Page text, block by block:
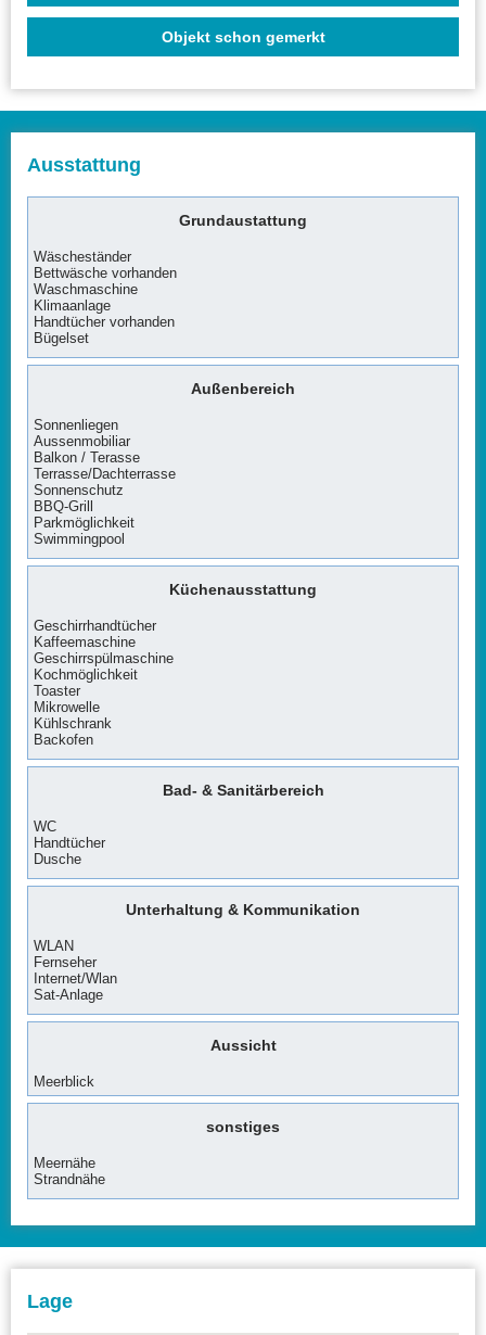
Objekt schon gemerkt
Ausstattung
Grundaustattung
Wäscheständer
Bettwäsche vorhanden
Waschmaschine
Klimaanlage
Handtücher vorhanden
Bügelset
Außenbereich
Sonnenliegen
Aussenmobiliar
Balkon / Terasse
Terrasse/Dachterrasse
Sonnenschutz
BBQ-Grill
Parkmöglichkeit
Swimmingpool
Küchenausstattung
Geschirrhandtücher
Kaffeemaschine
Geschirrspülmaschine
Kochmöglichkeit
Toaster
Mikrowelle
Kühlschrank
Backofen
Bad- & Sanitärbereich
WC
Handtücher
Dusche
Unterhaltung & Kommunikation
WLAN
Fernseher
Internet/Wlan
Sat-Anlage
Aussicht
Meerblick
sonstiges
Meernähe
Strandnähe
Lage